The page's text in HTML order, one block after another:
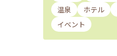
温泉
ホテル
イベント